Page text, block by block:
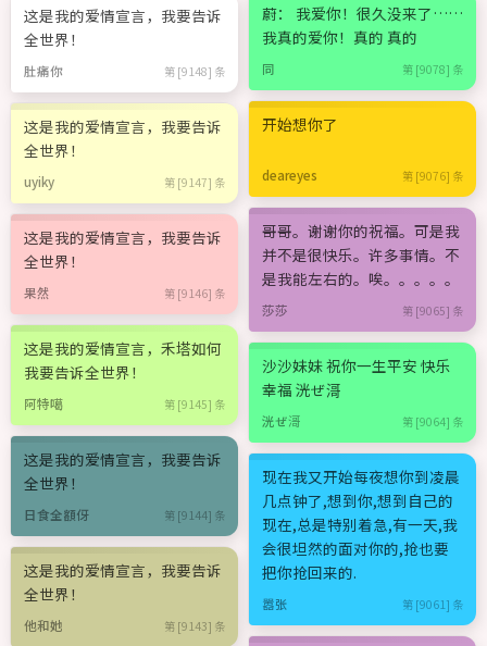
这是我的爱情宣言，我要告诉
全世界！
肚痛你 第 [9148] 条
这是我的爱情宣言，我要告诉
全世界！
uyiky 第 [9147] 条
这是我的爱情宣言，我要告诉
全世界！
果然 第 [9146] 条
这是我的爱情宣言，禾塔如何
我要告诉全世界！
阿特噶 第 [9145] 条
这是我的爱情宣言，我要告诉
全世界！
日食全額伢 第 [9144] 条
这是我的爱情宣言，我要告诉
全世界！
他和她 第 [9143] 条
蔚： 我爱你！很久没来了……
我真的爱你！真的 真的
同 第 [9078] 条
开始想你了
deareyes 第 [9076] 条
哥哥。谢谢你的祝福。可是我
并不是很快乐。许多事情。不
是我能左右的。唉。。。。。
莎莎 第 [9065] 条
沙沙妹妹 祝你一生平安 快乐
幸福 洸ぜ滒
洸ぜ滒 第 [9064] 条
现在我又开始每夜想你到凌晨
几点钟了,想到你,想到自己的
现在,总是特别着急,有一天,我
会很坦然的面对你的,抢也要
把你抢回来的.
嚣张 第 [9061] 条